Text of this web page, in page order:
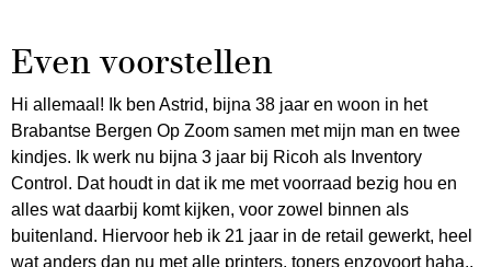
Even voorstellen
Hi allemaal! Ik ben Astrid, bijna 38 jaar en woon in het
Brabantse Bergen Op Zoom samen met mijn man en twee
kindjes. Ik werk nu bijna 3 jaar bij Ricoh als Inventory
Control. Dat houdt in dat ik me met voorraad bezig hou en
alles wat daarbij komt kijken, voor zowel binnen als
buitenland. Hiervoor heb ik 21 jaar in de retail gewerkt, heel
wat anders dan nu met alle printers, toners enzovoort haha..